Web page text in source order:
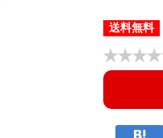
送料無料